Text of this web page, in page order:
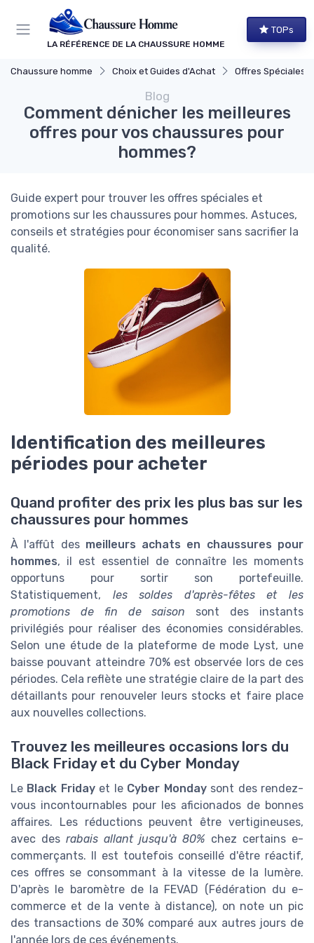
LA RÉFÉRENCE DE LA CHAUSSURE HOMME
TOPs
Chaussure homme Choix et Guides d'Achat Offres Spéciales et
Blog
Comment dénicher les meilleures
offres pour vos chaussures pour
hommes?
Guide expert pour trouver les offres spéciales et
promotions sur les chaussures pour hommes. Astuces,
conseils et stratégies pour économiser sans sacrifier la
qualité.
Identification des meilleures
périodes pour acheter
Quand profiter des prix les plus bas sur les
chaussures pour hommes
À l'affût des meilleurs achats en chaussures pour
hommes, il est essentiel de connaître les moments
opportuns pour sortir son portefeuille.
Statistiquement, les soldes d'après-fêtes et les
promotions de fin de saison sont des instants
privilégiés pour réaliser des économies considérables.
Selon une étude de la plateforme de mode Lyst, une
baisse pouvant atteindre 70% est observée lors de ces
périodes. Cela reflète une stratégie claire de la part des
détaillants pour renouveler leurs stocks et faire place
aux nouvelles collections.
Trouvez les meilleures occasions lors du
Black Friday et du Cyber Monday
Le Black Fridayet le Cyber Mondaysont des rendez-
vous incontournables pour les aficionados de bonnes
affaires. Les réductions peuvent être vertigineuses,
avec des rabais allant jusqu'à 80% chez certains e-
commerçants. Il est toutefois conseillé d'être réactif,
ces offres se consommant à la vitesse de la lumère.
D'après le baromètre de la FEVAD (Fédération du e-
commerce et de la vente à distance), on note un pic
des transactions de 30% comparé aux autres jours de
l'année lors de ces événements.
Panneau de gestion des cookies